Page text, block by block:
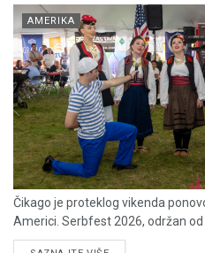
AMERIKA
Čikago je proteklog vikenda
Americi. Serbfest 2026, održan od